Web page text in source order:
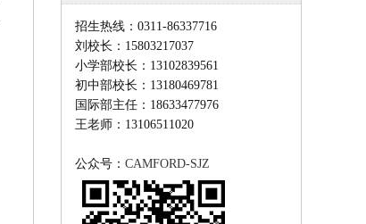
招生热线：0311-86337716
刘校长：15803217037
小学部校长：13102839561
初中部校长： 13180469781
国际部主任：18633477976
王老师：13106511020
公众号： CAMFORD-SJZ